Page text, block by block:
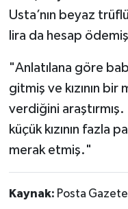
Usta’nın beyaz
lira da hesap
"Anlatılana göre
gitmiş ve kızının
verdiğini
küçük kızının fazla
merak etmiş."
Kaynak: Posta